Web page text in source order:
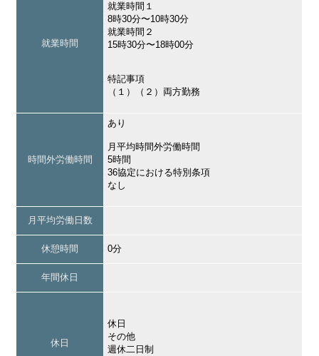
就業時間
就業時間１
8時30分〜10時30分
就業時間２
15時30分〜18時00分
特記事項
（１）（２）両方勤務
時間外労働時間
あり
月平均時間外労働時間
5時間
36協定における特別条項
なし
月平均労働日数
休憩時間 0分
年間休日
休日
休日
その他
週休二日制